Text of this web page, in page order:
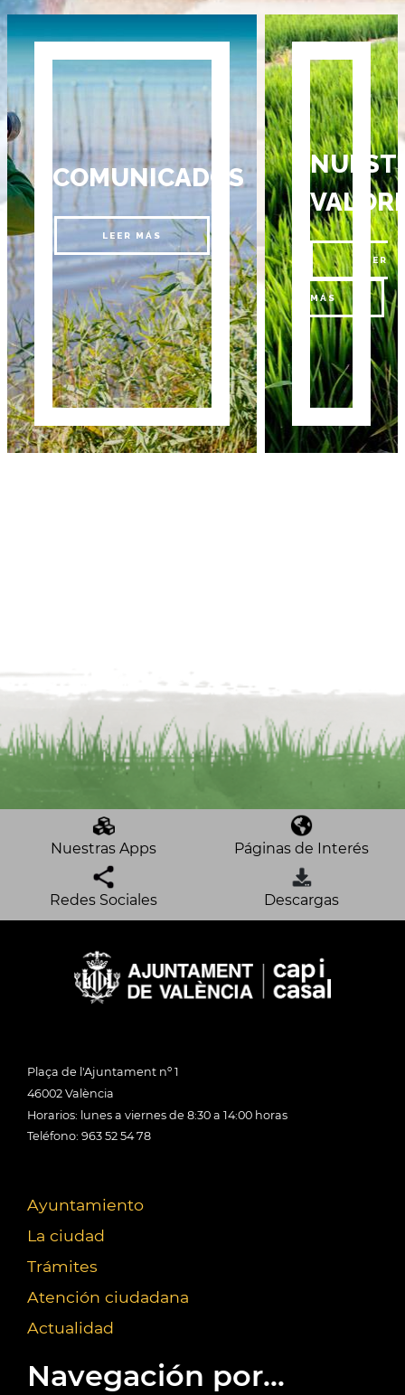
COMUNICADOS
LEER MÁS
LEER
MÁS
Nuestras Apps Páginas de Interés
Redes Sociales Descargas
Plaça de l'Ajuntament nº 1
46002 València
Horarios: lunes a viernes de 8:30 a 14:00 horas
Teléfono: 963 52 54 78
Ayuntamiento
La ciudad
Trámites
Atención ciudadana
Actualidad
Navegación por...